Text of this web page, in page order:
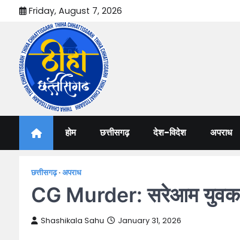
content
Friday, August 7, 2026
Thiha Chhattisgarh
होम छत्तीसगढ़ देश-विदेश अपराध
छत्तीसगढ़ अपराध
CG Murder: सरेआम युवक
Shashikala Sahu January 31, 2026